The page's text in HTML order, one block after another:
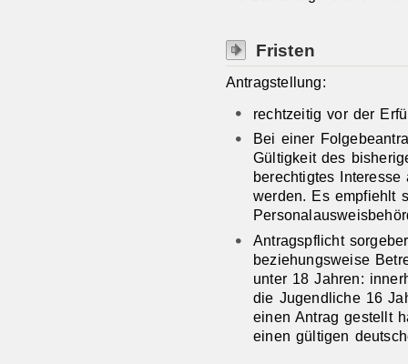
Fristen
Antragstellung:
rechtzeitig vor der
Bei einer
Gültigkeit des
berechtigtes
werden. Es empfiehlt
Antragspflicht
beziehungsweise
unter 18 Jahren:
die Jugendliche 16
einen Antrag gestellt
einen gültigen